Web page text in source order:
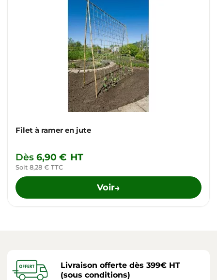
Filet à ramer en jute
Dès 6,90 € HT
Soit 8,28 € TTC
Voir→
Livraison offerte dès 399€ HT
(sous conditions)